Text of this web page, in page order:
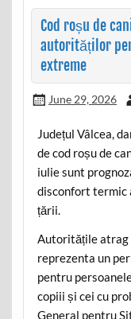
Cod roșu de
autorităților
extreme
June 29, 2026
Județul Vâlcea,
de cod roșu de
iulie sunt
disconfort termic
țării.
Autoritățile atrag
reprezenta un
pentru
copiii și cei cu
General pentru